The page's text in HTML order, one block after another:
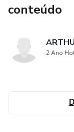
conteúdo
2 Ano